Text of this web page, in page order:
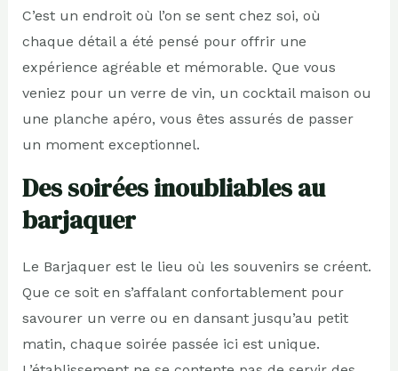
C’est un endroit où l’on se sent chez soi, où
chaque détail a été pensé pour offrir une
expérience agréable et mémorable. Que vous
veniez pour un verre de vin, un cocktail maison ou
une planche apéro, vous êtes assurés de passer
un moment exceptionnel.
Des soirées inoubliables au
barjaquer
Le Barjaquer est le lieu où les souvenirs se créent.
Que ce soit en s’affalant confortablement pour
savourer un verre ou en dansant jusqu’au petit
matin, chaque soirée passée ici est unique.